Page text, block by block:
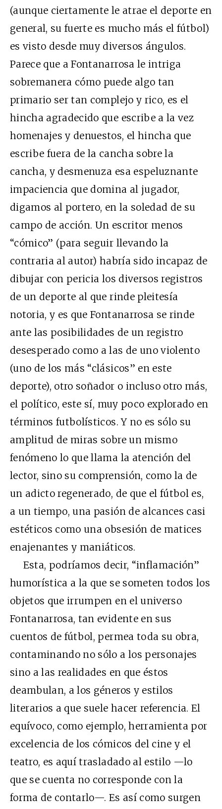
(aunque ciertamente le atrae el deporte en
general, su fuerte es mucho más el fútbol)
es visto desde muy diversos ángulos.
Parece que a Fontanarrosa le intriga
sobremanera cómo puede algo tan
primario ser tan complejo y rico, es el
hincha agradecido que escribe a la vez
homenajes y denuestos, el hincha que
escribe fuera de la cancha sobre la
cancha, y desmenuza esa espeluznante
impaciencia que domina al jugador,
digamos al portero, en la soledad de su
campo de acción. Un escritor menos
“cómico” (para seguir llevando la
contraria al autor) habría sido incapaz de
dibujar con pericia los diversos registros
de un deporte al que rinde pleitesía
notoria, y es que Fontanarrosa se rinde
ante las posibilidades de un registro
desesperado como a las de uno violento
(uno de los más “clásicos” en este
deporte), otro soñador o incluso otro más,
el político, este sí, muy poco explorado en
términos futbolísticos. Y no es sólo su
amplitud de miras sobre un mismo
fenómeno lo que llama la atención del
lector, sino su comprensión, como la de
un adicto regenerado, de que el fútbol es,
a un tiempo, una pasión de alcances casi
estéticos como una obsesión de matices
enajenantes y maniáticos.
Esta, podríamos decir, “inflamación”
humorística a la que se someten todos los
objetos que irrumpen en el universo
Fontanarrosa, tan evidente en sus
cuentos de fútbol, permea toda su obra,
contaminando no sólo a los personajes
sino a las realidades en que éstos
deambulan, a los géneros y estilos
literarios a que suele hacer referencia. El
equívoco, como ejemplo, herramienta por
excelencia de los cómicos del cine y el
teatro, es aquí trasladado al estilo —lo
que se cuenta no corresponde con la
forma de contarlo—. Es así como surgen